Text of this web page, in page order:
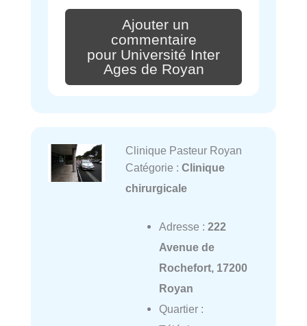
Ajouter un
commentaire
pour Université Inter
Ages de Royan
Clinique Pasteur Royan
Catégorie : Clinique
chirurgicale
Adresse : 222
Avenue de
Rochefort, 17200
Royan
Quartier :